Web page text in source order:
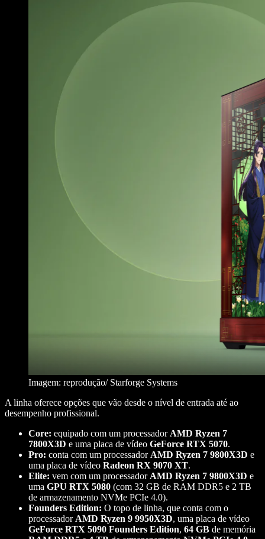
Imagem: reprodução/ Starforge Systems
A linha oferece opções que vão desde o nível de entrada até ao
desempenho profissional.
Core: equipado com um processador AMD Ryzen 7
7800X3D e uma placa de vídeo GeForce RTX 5070.
Pro: conta com um processador AMD Ryzen 7 9800X3D e
uma placa de vídeo Radeon RX 9070 XT.
Elite: vem com um processador AMD Ryzen 7 9800X3D e
uma GPU RTX 5080 (com 32 GB de RAM DDR5 e 2 TB
de armazenamento NVMe PCIe 4.0).
Founders Edition: O topo de linha, que conta com o
processador AMD Ryzen 9 9950X3D, uma placa de vídeo
GeForce RTX 5090 Founders Edition, 64 GB de memória